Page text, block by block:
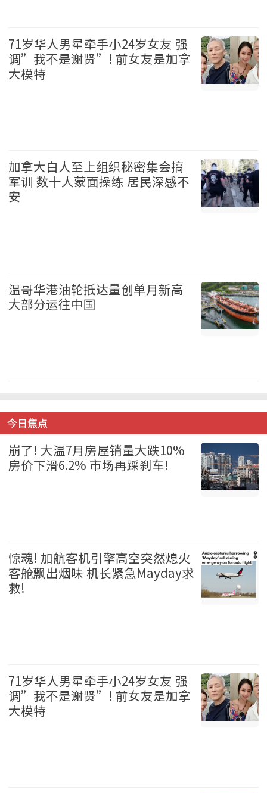
71岁华人男星牵手小24岁女友 强
调”我不是谢贤”! 前女友是加拿
大模特
加拿大白人至上组织秘密集会搞
军训 数十人蒙面操练 居民深感不
安
温哥华港油轮抵达量创单月新高
大部分运往中国
今日焦点
崩了! 大温7月房屋销量大跌10%
房价下滑6.2% 市场再踩刹车!
惊魂! 加航客机引擎高空突然熄火
客舱飘出烟味 机长紧急Mayday求
救!
71岁华人男星牵手小24岁女友 强
调”我不是谢贤”! 前女友是加拿
大模特